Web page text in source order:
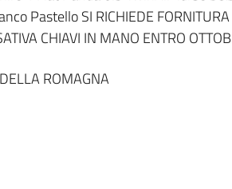
Pastello SI RICHIEDE
CHIAVI IN MANO ENTRO
ROMAGNA